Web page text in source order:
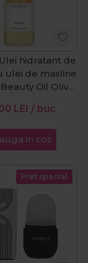
hidratant de
ulei de masline
Oil Olive
LEI / buc
in cos
Pret special